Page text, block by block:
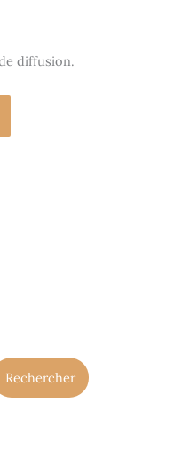
diffusion.
Rechercher